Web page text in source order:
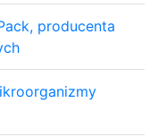
producenta